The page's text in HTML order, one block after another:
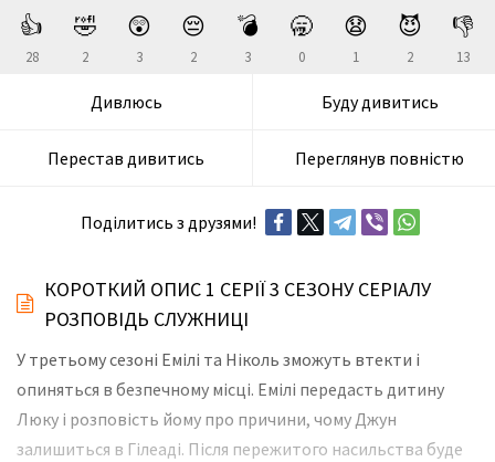
👍
28
🤣
2
😲
3
😔
2
💣
3
🥱
0
😧
1
😈
2
👎
13
Дивлюсь Буду дивитись
Перестав дивитись Переглянув повністю
Поділитись з друзями!
КОРОТКИЙ ОПИС 1 СЕРІЇ 3 СЕЗОНУ СЕРІАЛУ
РОЗПОВІДЬ СЛУЖНИЦІ
У третьому сезоні Емілі та Ніколь зможуть втекти і
опиняться в безпечному місці. Емілі передасть дитину
Люку і розповість йому про причини, чому Джун
залишиться в Гілеаді. Після пережитого насильства буде